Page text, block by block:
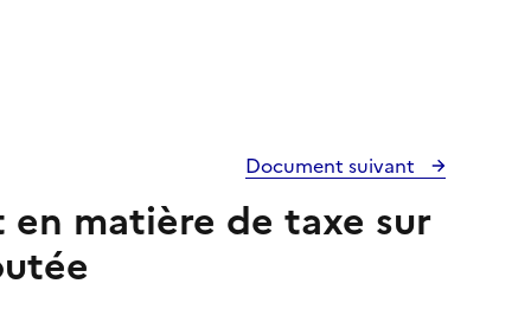
Document suivant
matière de taxe sur